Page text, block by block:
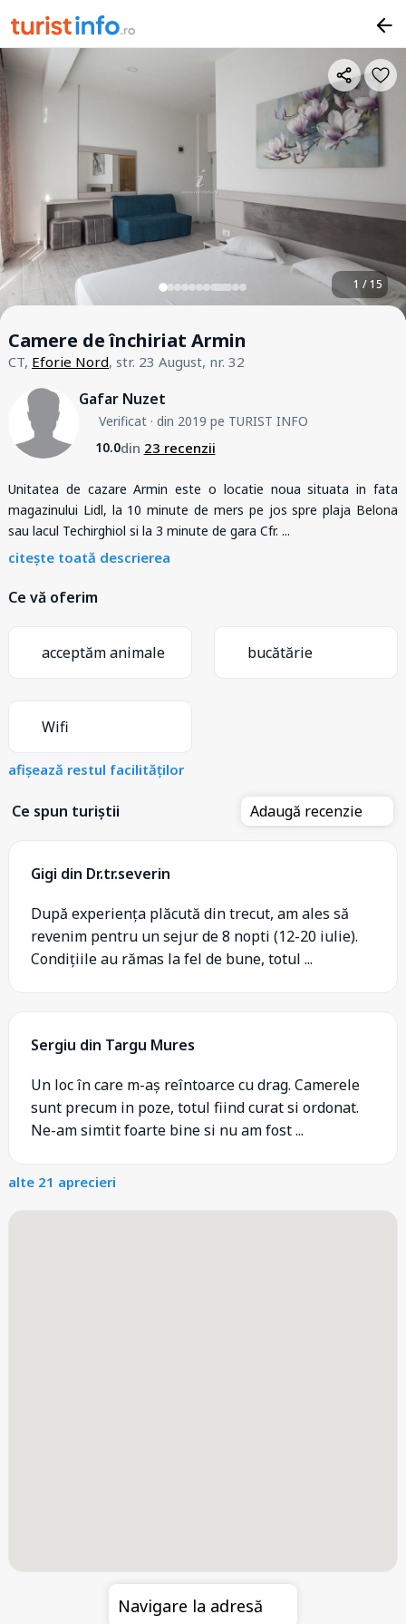
1 / 15
Camere de închiriat Armin
CT, Eforie Nord, str. 23 August, nr. 32
Gafar Nuzet
Verificat· din 2019 pe TURIST INFO
10.0din 23 recenzii
Unitatea de cazare Armin este o locatie noua situata in fata
magazinului Lidl, la 10 minute de mers pe jos spre plaja Belona
sau lacul Techirghiol si la 3 minute de gara Cfr. ...
citește toată descrierea
Ce vă oferim
acceptăm animale bucătărie
Wifi
afișează restul facilităților
Ce spun turiștii Adaugă recenzie
Gigi din Dr.tr.severin
După experiența plăcută din trecut, am ales să
revenim pentru un sejur de 8 nopti (12-20 iulie).
Condițiile au rămas la fel de bune, totul ...
Sergiu din Targu Mures
Un loc în care m-aș reîntoarce cu drag. Camerele
sunt precum in poze, totul fiind curat si ordonat.
Ne-am simtit foarte bine si nu am fost ...
alte 21 aprecieri
Navigare la adresă